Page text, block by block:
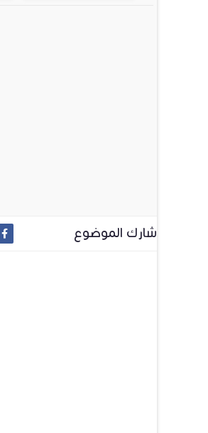
شارك الموضوع